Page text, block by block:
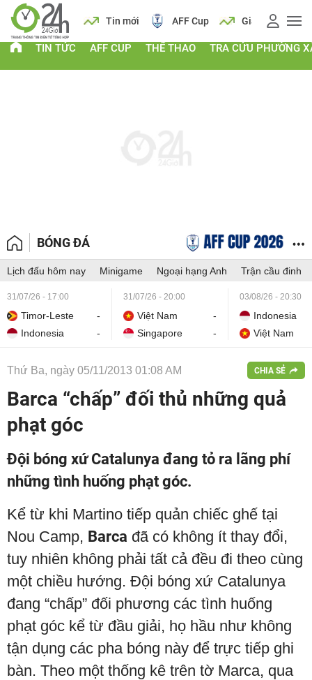
Lịch Tin mới AFF Cup Giá vàng
TIN TỨC AFF CUP THỂ THAO TRA CỨU PHƯỜNG
BÓNG ĐÁ
Lịch đấu hôm nay Minigame Ngoại hạng Anh Trận cầu đinh
31/07/26 - 17:00
Timor-Leste
-
Indonesia
-
31/07/26 - 20:00
Việt Nam
-
Singapore
-
03/08/26 - 20:30
Indonesia
Việt Nam
Thứ Ba, ngày 05/11/2013 01:08 AM CHIA SẺ
Barca “chấp” đối thủ những quả
phạt góc
Đội bóng xứ Catalunya đang tỏ ra lãng phí
những tình huống phạt góc.
Kể từ khi Martino tiếp quản chiếc ghế tại
Nou Camp, Barca đã có không ít thay đổi,
tuy nhiên không phải tất cả đều đi theo cùng
một chiều hướng. Đội bóng xứ Catalunya
đang “chấp” đối phương các tình huống
phạt góc kể từ đầu giải, họ hầu như không
tận dụng các pha bóng này để trực tiếp ghi
bàn. Theo một thống kê trên tờ Marca, qua